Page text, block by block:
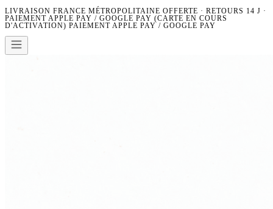
LIVRAISON FRANCE MÉTROPOLITAINE OFFERTE · RETOURS 14 J ·
PAIEMENT APPLE PAY / GOOGLE PAY (CARTE EN COURS
D'ACTIVATION) PAIEMENT APPLE PAY / GOOGLE PAY